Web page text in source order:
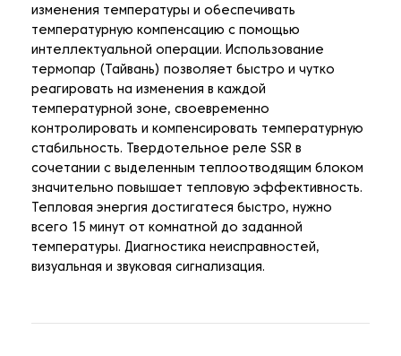
изменения температуры и обеспечивать
температурную компенсацию с помощью
интеллектуальной операции. Использование
термопар (Тайвань) позволяет быстро и чутко
реагировать на изменения в каждой
температурной зоне, своевременно
контролировать и компенсировать температурную
стабильность. Твердотельное реле SSR в
сочетании с выделенным теплоотводящим блоком
значительно повышает тепловую эффективность.
Тепловая энергия достигатеся быстро, нужно
всего 15 минут от комнатной до заданной
температуры. Диагностика неисправностей,
визуальная и звуковая сигнализация.